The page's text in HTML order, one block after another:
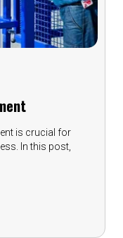
is crucial for
In this post,